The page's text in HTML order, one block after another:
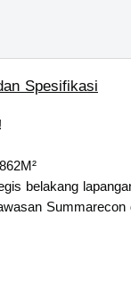
Spesifikasi
belakang
Summarecon